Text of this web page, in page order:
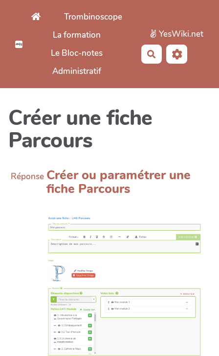
Aller au contenu principal
Trombinoscope
La formation
Le Bloc-notes
Administratif
YesWiki.net
Rechercher
Créer une fiche
Parcours
Réponse Créer ou paramétrer une
fiche Parcours